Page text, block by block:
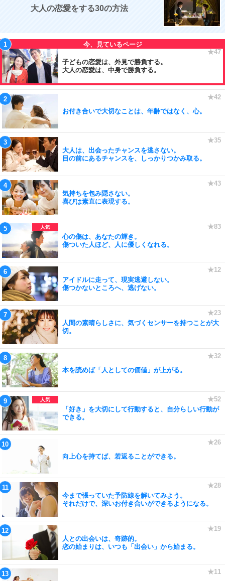
大人の恋愛をする30の方法
子どもの恋愛は、外見で勝負する。
大人の恋愛は、中身で勝負する。
お付き合いで大切なことは、年齢ではなく、心。
大人は、出会ったチャンスを逃さない。
目の前にあるチャンスを、しっかりつかみ取る。
気持ちを包み隠さない。
喜びは素直に表現する。
心の傷は、あなたの輝き。
傷ついた人ほど、人に優しくなれる。
アイドルに走って、現実逃避しない。
傷つかないところへ、逃げない。
人間の素晴らしさに、気づくセンサーを持つことが大
切。
本を読めば「人としての価値」が上がる。
「好き」を大切にして行動すると、自分らしい行動が
できる。
向上心を持てば、若返ることができる。
今まで張っていた予防線を解いてみよう。
それだけで、深いお付き合いができるようになる。
人との出会いは、奇跡的。
恋の始まりは、いつも「出会い」から始まる。